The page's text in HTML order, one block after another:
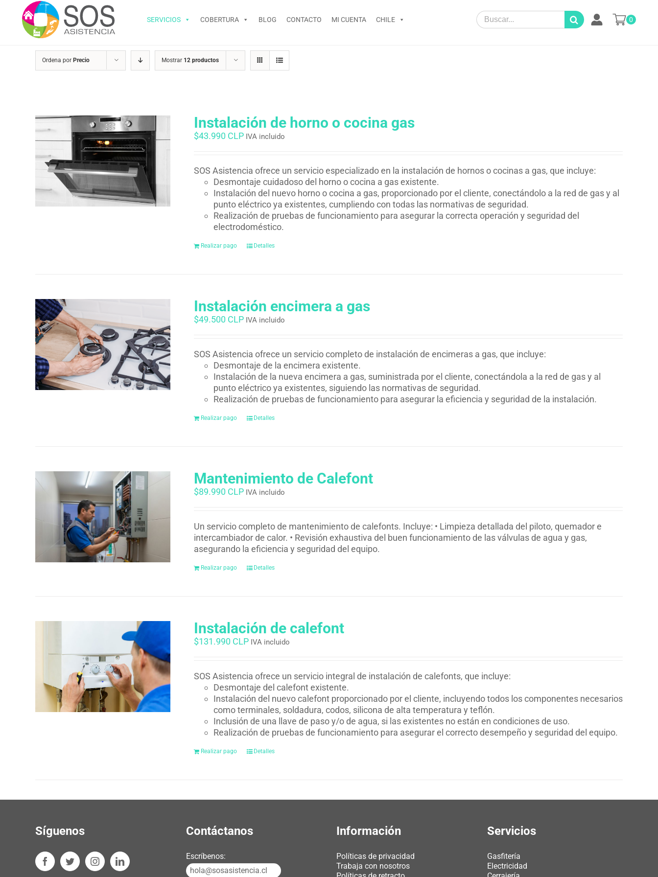
contenido
SERVICIOS COBERTURA BLOG CONTACTO MI CUENTA CHILE
Search
for:
0
Ordena por Precio Mostrar 12 productos
Instalación de horno o cocina gas
$43.990 CLP IVA incluido
SOS Asistencia ofrece un servicio especializado en la instalación de hornos o cocinas a gas, que incluye:
Desmontaje cuidadoso del horno o cocina a gas existente.
Instalación del nuevo horno o cocina a gas, proporcionado por el cliente, conectándolo a la red de gas y al
punto eléctrico ya existentes, cumpliendo con todas las normativas de seguridad.
Realización de pruebas de funcionamiento para asegurar la correcta operación y seguridad del
electrodoméstico.
Realizar pago Detalles
Instalación encimera a gas
$49.500 CLP IVA incluido
SOS Asistencia ofrece un servicio completo de instalación de encimeras a gas, que incluye:
Desmontaje de la encimera existente.
Instalación de la nueva encimera a gas, suministrada por el cliente, conectándola a la red de gas y al
punto eléctrico ya existentes, siguiendo las normativas de seguridad.
Realización de pruebas de funcionamiento para asegurar la eficiencia y seguridad de la instalación.
Realizar pago Detalles
Mantenimiento de Calefont
$89.990 CLP IVA incluido
Un servicio completo de mantenimiento de calefonts. Incluye: • Limpieza detallada del piloto, quemador e
intercambiador de calor. • Revisión exhaustiva del buen funcionamiento de las válvulas de agua y gas,
asegurando la eficiencia y seguridad del equipo.
Realizar pago Detalles
Instalación de calefont
$131.990 CLP IVA incluido
SOS Asistencia ofrece un servicio integral de instalación de calefonts, que incluye:
Desmontaje del calefont existente.
Instalación del nuevo calefont proporcionado por el cliente, incluyendo todos los componentes necesarios
como terminales, soldadura, codos, silicona de alta temperatura y teflón.
Inclusión de una llave de paso y/o de agua, si las existentes no están en condiciones de uso.
Realización de pruebas de funcionamiento para asegurar el correcto desempeño y seguridad del equipo.
Realizar pago Detalles
Síguenos Contáctanos
Escríbenos:
hola@sosasistencia.cl
Información
Políticas de privacidad
Trabaja con nosotros
Servicios
Gasfitería
Electricidad